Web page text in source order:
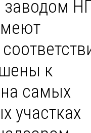
заводом
к
самых
участках